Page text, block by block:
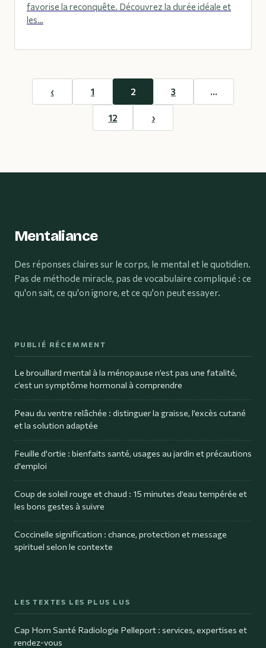
favorise la reconquête. Découvrez la durée idéale et
les…
‹ 1 2 3 …
12 ›
Mentaliance
Des réponses claires sur le corps, le mental et le quotidien.
Pas de méthode miracle, pas de vocabulaire compliqué : ce
qu'on sait, ce qu'on ignore, et ce qu'on peut essayer.
PUBLIÉ RÉCEMMENT
Le brouillard mental à la ménopause n’est pas une fatalité,
c’est un symptôme hormonal à comprendre
Peau du ventre relâchée : distinguer la graisse, l’excès cutané
et la solution adaptée
Feuille d'ortie : bienfaits santé, usages au jardin et précautions
d'emploi
Coup de soleil rouge et chaud : 15 minutes d’eau tempérée et
les bons gestes à suivre
Coccinelle signification : chance, protection et message
spirituel selon le contexte
LES TEXTES LES PLUS LUS
Cap Horn Santé Radiologie Pelleport : services, expertises et
rendez-vous